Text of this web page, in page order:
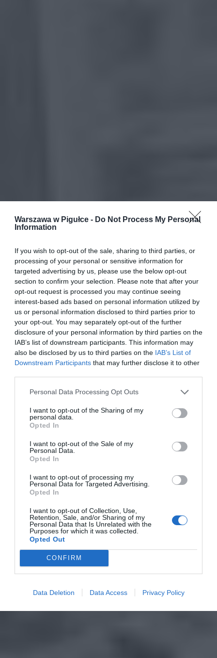
Warszawa w Pigułce - Do Not Process My Personal
Information
If you wish to opt-out of the sale, sharing to third parties, or
processing of your personal or sensitive information for
targeted advertising by us, please use the below opt-out
section to confirm your selection. Please note that after your
opt-out request is processed you may continue seeing
interest-based ads based on personal information utilized by
us or personal information disclosed to third parties prior to
your opt-out. You may separately opt-out of the further
disclosure of your personal information by third parties on the
IAB’s list of downstream participants. This information may
also be disclosed by us to third parties on the IAB’s List of
Downstream Participants that may further disclose it to other
Personal Data Processing Opt Outs
I want to opt-out of the Sharing of my
personal data.
Opted In
I want to opt-out of the Sale of my
Personal Data.
Opted In
I want to opt-out of processing my
Personal Data for Targeted Advertising.
Opted In
I want to opt-out of Collection, Use,
Retention, Sale, and/or Sharing of my
Personal Data that Is Unrelated with the
Purposes for which it was collected.
Opted Out
CONFIRM
Data Deletion Data Access Privacy Policy